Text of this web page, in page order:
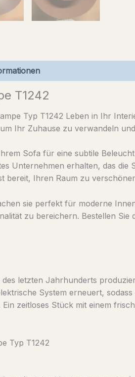
T1242
Typ T1242 Leben in Ihr
Ihr Zuhause zu verwandeln
Sofa für eine subtile
Unternehmen erhalten, das
bereit, Ihren Raum zu
sie perfekt für moderne
zu bereichern. Bestellen
des letzten Jahrhunderts
System erneuert,
zeitloses Stück mit einem
Typ T1242